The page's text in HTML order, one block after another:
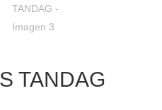
TANDAG